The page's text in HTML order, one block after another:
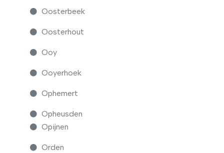
Oosterbeek
Oosterhout
Ooy
Ooyerhoek
Ophemert
Opheusden
Opijnen
Orden